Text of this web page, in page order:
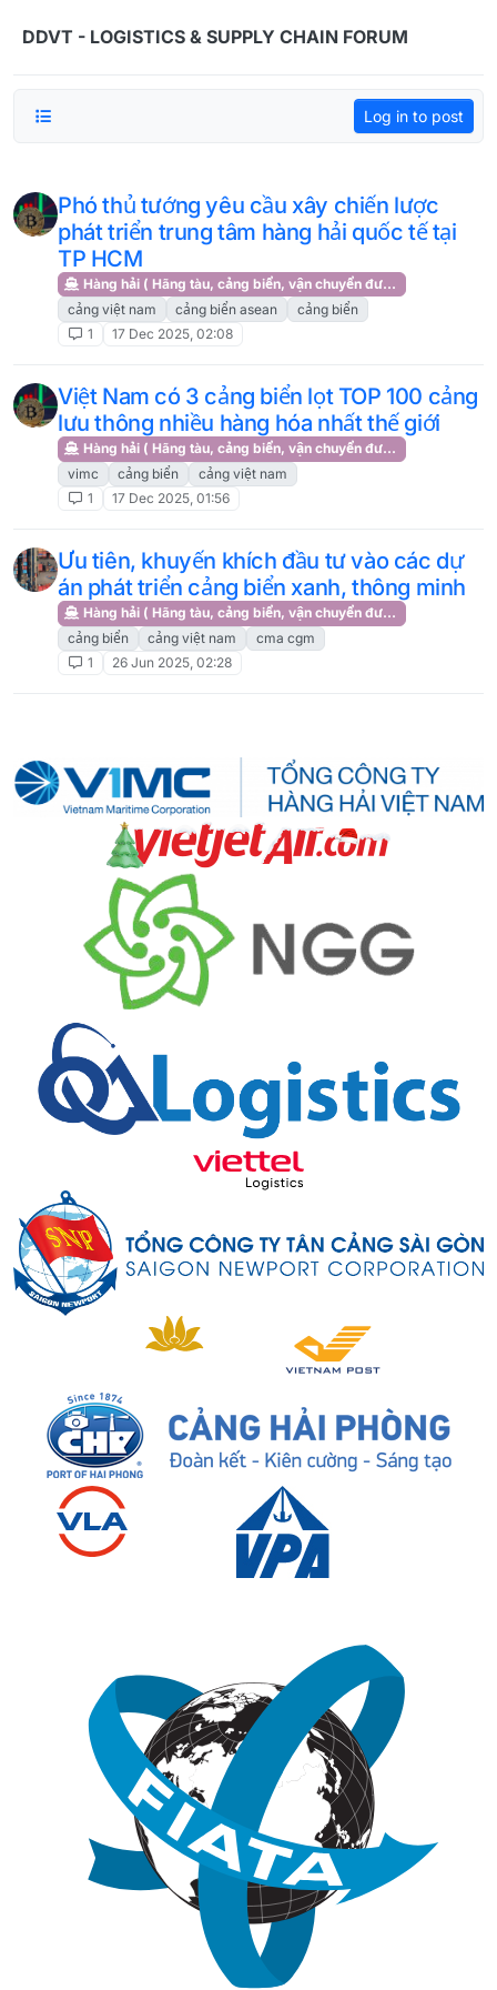
DDVT - LOGISTICS & SUPPLY CHAIN FORUM
Log in to post
Phó thủ tướng yêu cầu xây chiến lược
phát triển trung tâm hàng hải quốc tế tại
TP HCM
Hàng hải ( Hãng tàu, cảng biển, vận chuyển đường biển )
cảng việt nam
cảng biển asean
cảng biển
1
17 Dec 2025, 02:08
Việt Nam có 3 cảng biển lọt TOP 100 cảng
lưu thông nhiều hàng hóa nhất thế giới
Hàng hải ( Hãng tàu, cảng biển, vận chuyển đường biển )
vimc
cảng biển
cảng việt nam
1
17 Dec 2025, 01:56
Ưu tiên, khuyến khích đầu tư vào các dự
án phát triển cảng biển xanh, thông minh
Hàng hải ( Hãng tàu, cảng biển, vận chuyển đường biển )
cảng biển
cảng việt nam
cma cgm
1
26 Jun 2025, 02:28